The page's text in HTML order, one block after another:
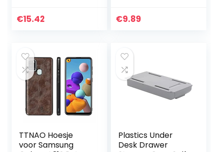
opbergrek,
€15.42
Organizing with
€9.89
TTNAO Hoesje
voor Samsung
Plastics Under
Desk Drawer